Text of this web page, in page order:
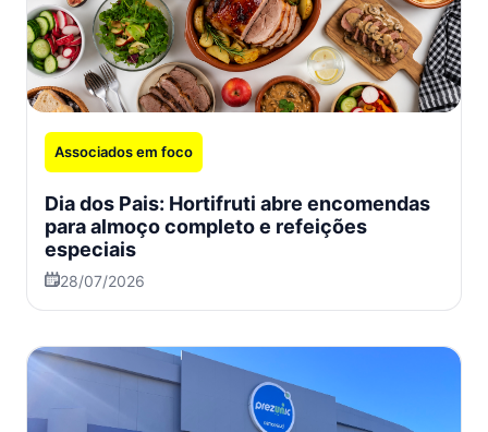
Associados em foco
Dia dos Pais: Hortifruti abre encomendas
para almoço completo e refeições
especiais
28/07/2026